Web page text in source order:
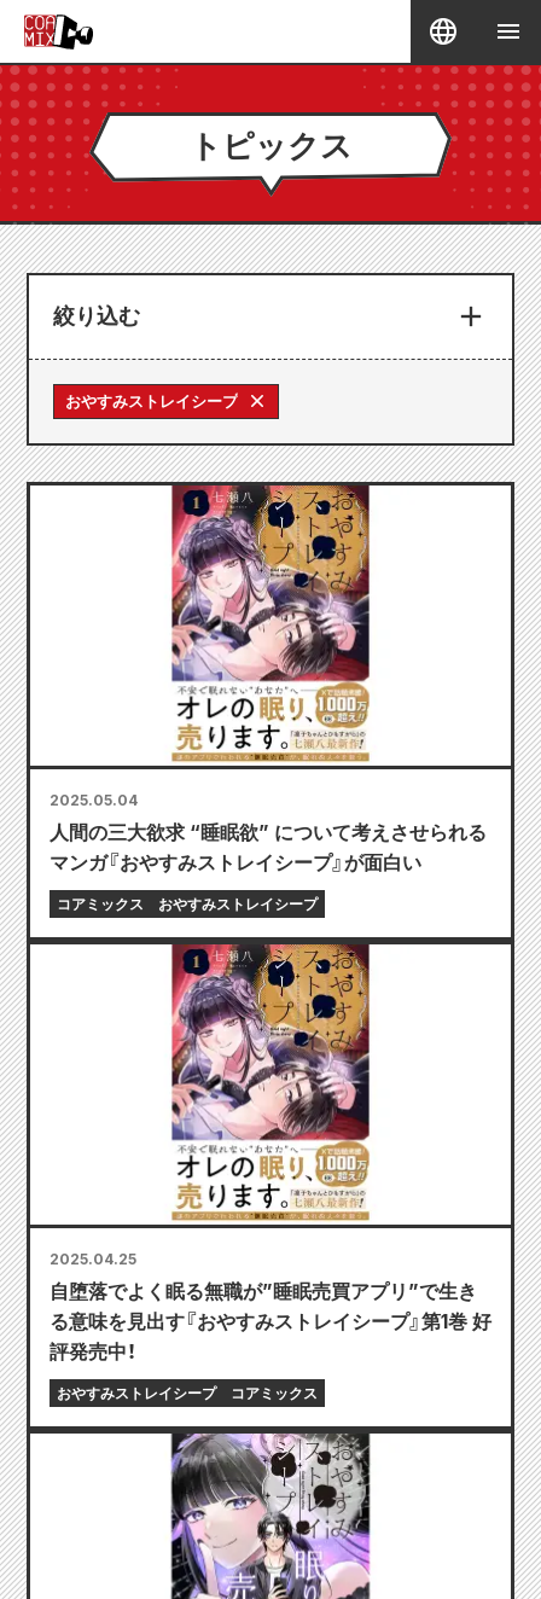
トピックス
絞り込む
おやすみストレイシープ
2025.05.04
人間の三大欲求 “睡眠欲” について考えさせられる
マンガ『おやすみストレイシープ』が面白い
コアミックス おやすみストレイシープ
2025.04.25
自堕落でよく眠る無職が”睡眠売買アプリ”で生き
る意味を見出す『おやすみストレイシープ』第1巻 好
評発売中！
おやすみストレイシープ コアミックス